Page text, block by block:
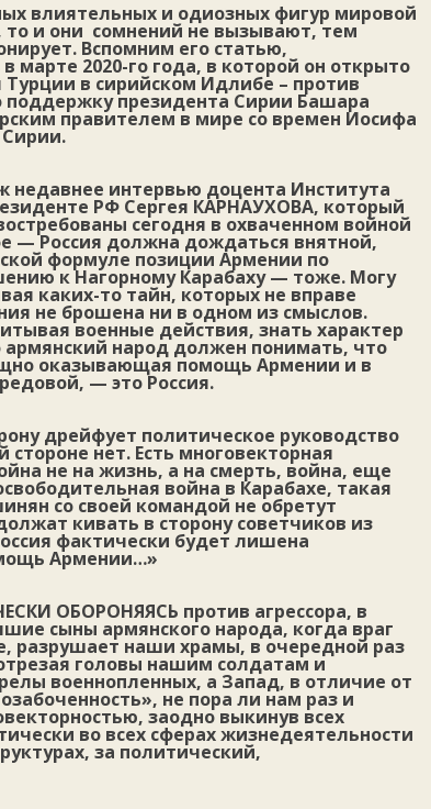
влиятельных и одиозных фигур мировой
и они сомнений не вызывают, тем
Вспомним его статью,
марте 2020-го года, в которой он открыто
в сирийском Идлибе – против
поддержку президента Сирии Башара
правителем в мире со времен Иосифа
недавнее интервью доцента Института
РФ Сергея КАРНАУХОВА, который
сегодня в охваченном войной
— Россия должна дождаться внятной,
формуле позиции Армении по
к Нагорному Карабаху — тоже. Могу
каких-то тайн, которых не вправе
не брошена ни в одном из смыслов.
военные действия, знать характер
народ должен понимать, что
оказывающая помощь Армении и в
— это Россия.
дрейфует политическое руководство
нет. Есть многовекторная
не на жизнь, а на смерть, война, еще
война в Карабахе, такая
со своей командой не обретут
кивать в сторону советчиков из
фактически будет лишена
Армении…»
ОБОРОНЯЯСЬ против агрессора, в
сыны армянского народа, когда враг
разрушает наши храмы, в очередной раз
головы нашим солдатам и
военнопленных, а Запад, в отличие от
не пора ли нам раз и
заодно выкинув всех
во всех сферах жизнедеятельности
за политический,